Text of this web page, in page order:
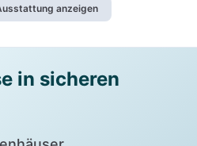
anzeigen
in sicheren